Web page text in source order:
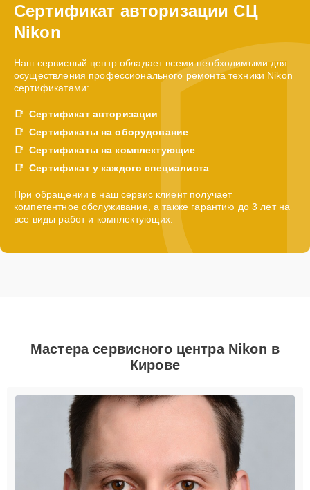
Сертификат авторизации СЦ
Nikon
Наш сервисный центр обладает всеми необходимыми для
осуществления профессионального ремонта техники Nikon
сертификатами:
Сертификат авторизации
Сертификаты на оборудование
Сертификаты на комплектующие
Сертификат у каждого специалиста
При обращении в наш сервис клиент получает
компетентное обслуживание, а также гарантию до 3 лет на
все виды работ и комплектующих.
Мастера сервисного центра Nikon в
Кирове